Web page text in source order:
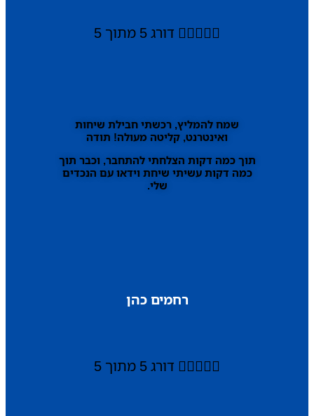
 דורג 5 מתוך 5
שמח להמליץ, רכשתי חבילת שיחות
ואינטרנט, קליטה מעולה! תודה
תוך כמה דקות הצלחתי להתחבר, וכבר תוך
כמה דקות עשיתי שיחת וידאו עם הנכדים
שלי.
רחמים כהן
 דורג 5 מתוך 5